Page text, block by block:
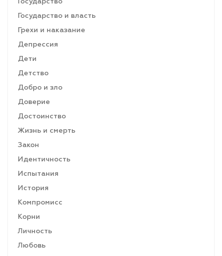
Государство
Государство и власть
Грехи и наказание
Депрессия
Дети
Детство
Добро и зло
Доверие
Достоинство
Жизнь и смерть
Закон
Идентичность
Испытания
История
Компромисс
Корни
Личность
Любовь